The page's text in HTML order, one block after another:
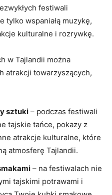
festiwali
tylko wspaniałą muzykę,
kulturalne i rozrywkę.
w Tajlandii można
​atrakcji⁣ towarzyszących,
sztuki – podczas festiwali
tajskie tańce, pokazy z
atrakcje ⁤kulturalne, które
atmosferę Tajlandii.
– na festiwalach nie
tajskimi potrawami i